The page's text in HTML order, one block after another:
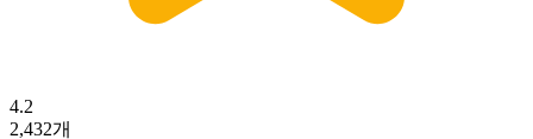
4.2
2,432개